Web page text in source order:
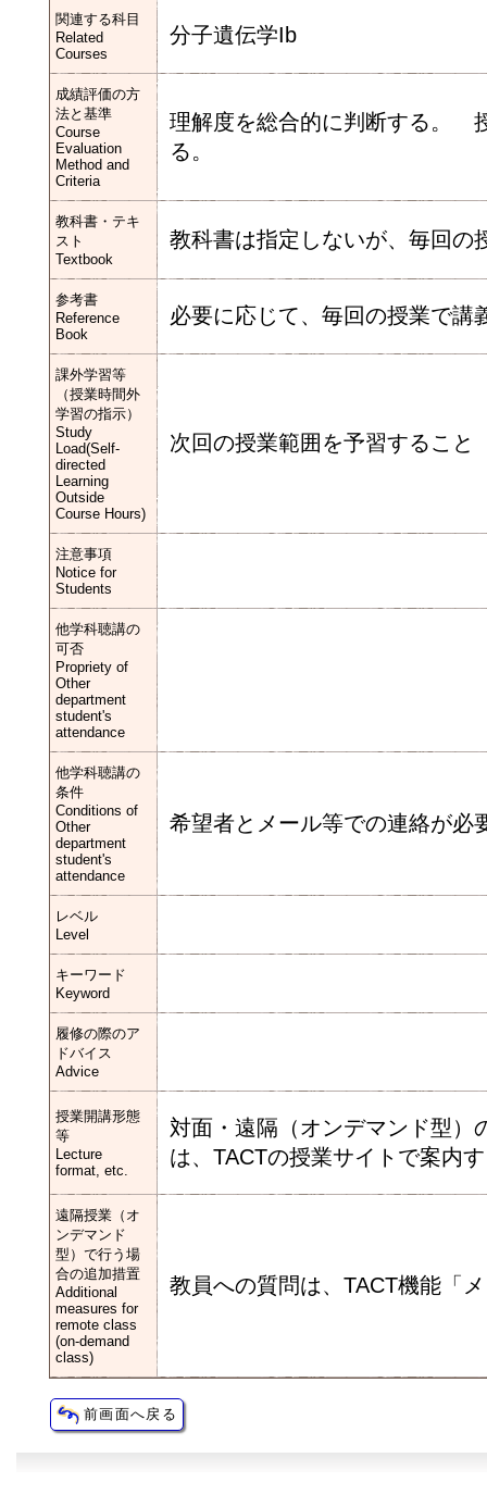
関連する科目
Related
Courses
分子遺伝学Ib
成績評価の方
法と基準
Course
Evaluation
Method and
Criteria
理解度を総合的に判断する。
る。
教科書・テキ
スト
Textbook
教科書は指定しないが、毎回の
参考書
Reference
Book
必要に応じて、毎回の授業で講
課外学習等
（授業時間外
学習の指示）
Study
Load(Self-
directed
Learning
Outside
Course Hours)
次回の授業範囲を予習すること
注意事項
Notice for
Students
他学科聴講の
可否
Propriety of
Other
department
student's
attendance
他学科聴講の
条件
Conditions of
Other
department
student's
attendance
希望者とメール等での連絡が必
レベル
Level
キーワード
Keyword
履修の際のア
ドバイス
Advice
授業開講形態
等
Lecture
format, etc.
対面・遠隔（オンデマンド型）
は、TACTの授業サイトで案内
遠隔授業（オ
ンデマンド
型）で行う場
合の追加措置
Additional
measures for
remote class
(on-demand
class)
教員への質問は、TACT機能「